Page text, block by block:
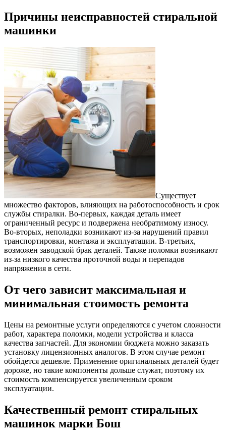
Причины неисправностей стиральной
машинки
Существует
множество факторов, влияющих на работоспособность и срок
службы стиралки. Во-первых, каждая деталь имеет
ограниченный ресурс и подвержена необратимому износу.
Во-вторых, неполадки возникают из-за нарушений правил
транспортировки, монтажа и эксплуатации. В-третьих,
возможен заводской брак деталей. Также поломки возникают
из-за низкого качества проточной воды и перепадов
напряжения в сети.
От чего зависит максимальная и
минимальная стоимость ремонта
Цены на ремонтные услуги определяются с учетом сложности
работ, характера поломки, модели устройства и класса
качества запчастей. Для экономии бюджета можно заказать
установку лицензионных аналогов. В этом случае ремонт
обойдется дешевле. Применение оригинальных деталей будет
дороже, но такие компоненты дольше служат, поэтому их
стоимость компенсируется увеличенным сроком
эксплуатации.
Качественный ремонт стиральных
машинок марки Бош